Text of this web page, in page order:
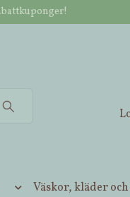
ordervärde / Betala
Väskor, kläder